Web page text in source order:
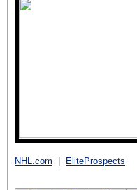
NHL.com EliteProspects